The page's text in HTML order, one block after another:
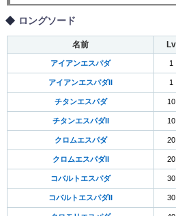
ロングソード
名前 Lv
アイアンエスパダ 1
アイアンエスパダII 1
チタンエスパダ 10
チタンエスパダII 10
クロムエスパダ 20
クロムエスパダII 20
コバルトエスパダ 30
コバルトエスパダII 30